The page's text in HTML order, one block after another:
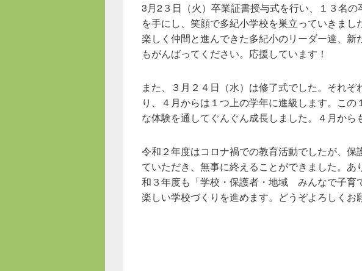
3月2３日（火）卒業証書授与式を行い、１３名
を手にし、笑顔で多紀小学校を巣立っていきまし
楽しく仲間と進んできた多紀小のリーダー達、新
もがんばってください。応援しています！
また、３月２４日（水）は修了式でした。それぞ
り、４月からは１つ上の学年に進級します。この
な体験を通してぐんぐん成長しました。４月から
令和２年度はコロナ禍での教育活動でしたが、保
ていただき、無事に終えることができました。あ
和３年度も「学校・保護者・地域 みんなで子育
楽しい学校づくりを進めます。どうぞよろしくお